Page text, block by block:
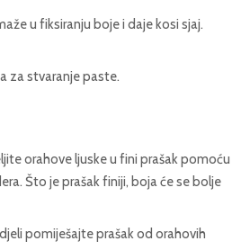
u fiksiranju boje i daje kosi sjaj.
za stvaranje paste.
orahove ljuske u fini prašak pomoću
Što je prašak finiji, boja će se bolje
pomiješajte prašak od orahovih